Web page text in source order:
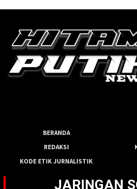
BERANDA
REDAKSI
KODE ETIK JURNALISTIK
JARINGAN